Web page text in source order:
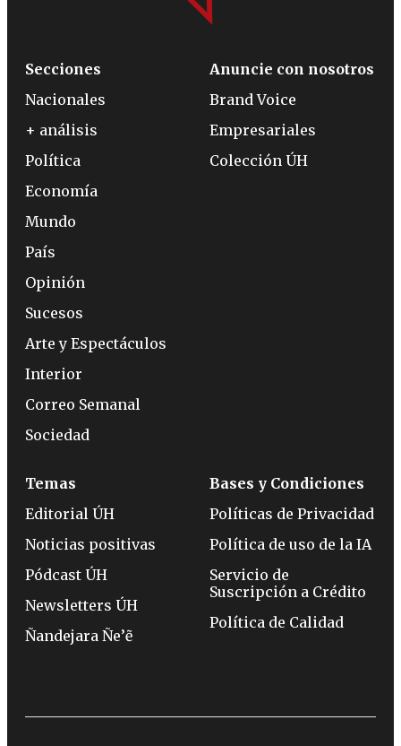
Secciones
Nacionales
+ análisis
Política
Economía
Mundo
País
Opinión
Sucesos
Arte y Espectáculos
Interior
Correo Semanal
Sociedad
Anuncie con nosotros
Brand Voice
Empresariales
Colección ÚH
Temas
Editorial ÚH
Noticias positivas
Pódcast ÚH
Newsletters ÚH
Ñandejara Ñe’ẽ
Bases y Condiciones
Políticas de Privacidad
Política de uso de la IA
Servicio de
Suscripción a Crédito
Política de Calidad